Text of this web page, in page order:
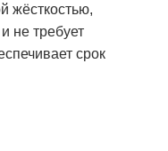
жёсткостью,
не требует
срок